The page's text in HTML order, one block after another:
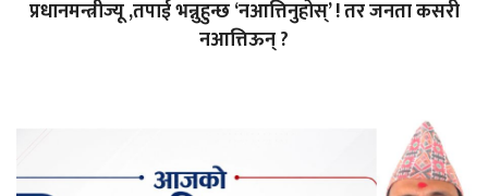
प्रधानमन्त्रीज्यू ,तपाई भन्नुहुन्छ ‘नआत्तिनुहोस्’ ! तर जनता कसरी
नआत्तिऊन् ?